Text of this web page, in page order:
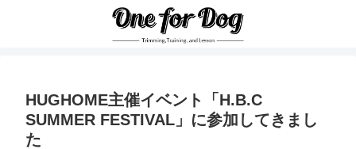
HUGHOME主催イベント「H.B.C
SUMMER FESTIVAL」に参加してきまし
た